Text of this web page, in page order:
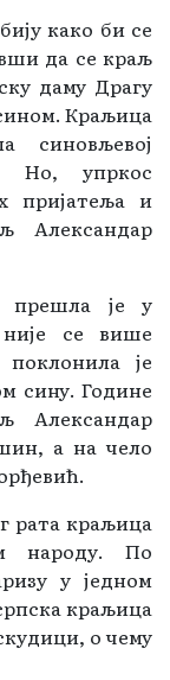
како би се
да се краљ
даму Драгу
Краљица
синовљевој
Но, упркос
пријатеља и
Александар
прешла је у
се више
је
сину. Године
Александар
а на чело
рата краљица
народу. По
у једном
краљица
о чему